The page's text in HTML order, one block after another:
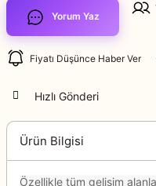
Yorum Yaz
Fiyatı Düşünce Haber Ver
Hızlı Gönderi
Ürün Bilgisi
Özellikle tüm gelişim